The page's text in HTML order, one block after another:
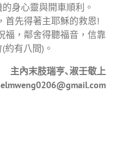
身心靈與開車順利。
首先得著主耶穌的救恩!
福，鄰舍得聽福音，信靠
約有八間)。
主內末肢瑞亨､淑壬敬上